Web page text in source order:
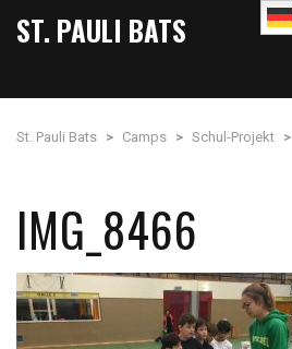
ST. PAULI BATS
St. Pauli Bats > Camps > Schul-Projekt >
IMG_8466